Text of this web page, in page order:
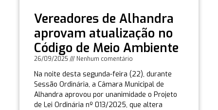
Vereadores de Alhandra
aprovam atualização no
Código de Meio Ambiente
26/09/2025 Nenhum comentário
Na noite desta segunda-feira (22), durante
Sessão Ordinária, a Câmara Municipal de
Alhandra aprovou por unanimidade o Projeto
de Lei Ordinária nº 013/2025, que altera